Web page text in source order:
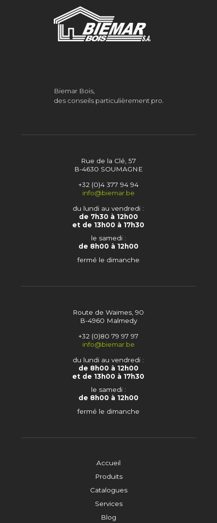
Biemar Bois,
des conseils particulièrement pro.
Accueil
Produits
Catalogues
Services
Blog
Rue de la Clé, 57
B-4630 SOUMAGNE
+32 (0)4 377 94 94
info@biemar.be
du lundi au vendredi :
de 7h30 à 12h00
et de 13h00 à 17h30
le samedi :
de 8h00 à 12h00
fermé le dimanche
Route de Waimes, 90
B-4960 Malmedy
+32 (0)80 79 97 97
info@biemar.be
du lundi au vendredi :
de 8h00 à 12h00
et de 13h00 à 17h30
le samedi :
de 8h00 à 12h00
fermé le dimanche